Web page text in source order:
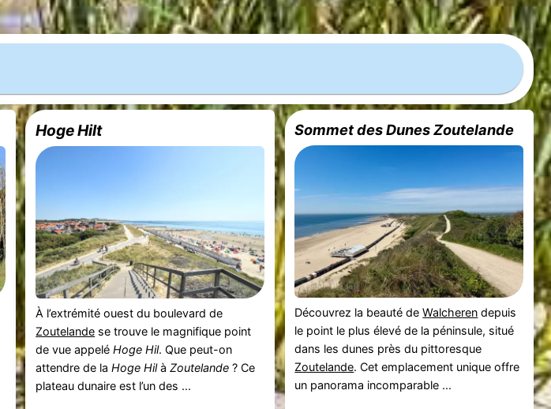
Hoge Hilt
À l’extrémité ouest du boulevard de
Zoutelande se trouve le magnifique point
de vue appeléHoge Hil. Que peut-on
attendre de laHoge HilàZoutelande ? Ce
plateau dunaire est l’un des ...
Sommet des Dunes Zoutelande
Découvrez la beauté deWalcheren depuis
le point le plus élevé de la péninsule, situé
dans les dunes près du pittoresque
Zoutelande. Cet emplacement unique offre
un panorama incomparable ...